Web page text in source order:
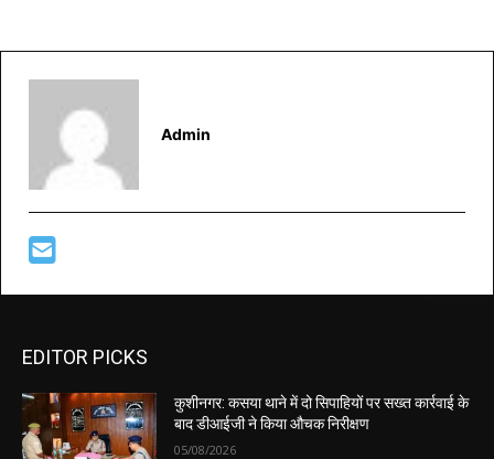
Admin
EDITOR PICKS
कुशीनगर: कसया थाने में दो सिपाहियों पर सख्त कार्रवाई के
बाद डीआईजी ने किया औचक निरीक्षण
05/08/2026